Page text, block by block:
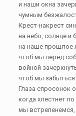
и наши окна
чумным
Крест-накрест
на небо, солнце и
на наше прошлое
чтоб мы перед
войной
чтоб мы забыться
Глаза спросонок
когда хлестнет
мы встрепенемся,